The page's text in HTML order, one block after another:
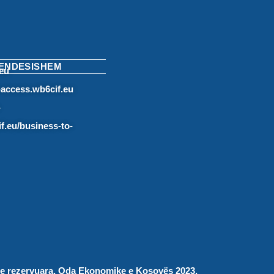
business-to-
rezervuara, Oda Ekonomike e Kosovës 2023.